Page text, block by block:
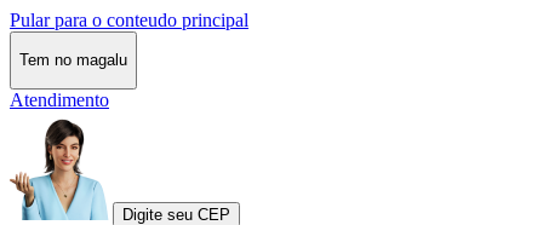
Pular para o conteudo principal
Tem no magalu
Atendimento
Digite seu CEP